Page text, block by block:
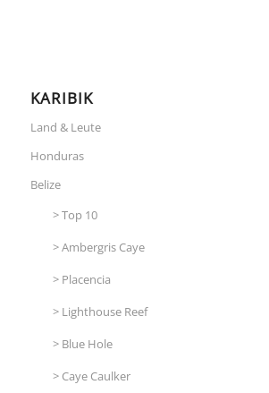
KARIBIK
Land & Leute
Honduras
Belize
Top 10
Ambergris Caye
Placencia
Lighthouse Reef
Blue Hole
Caye Caulker